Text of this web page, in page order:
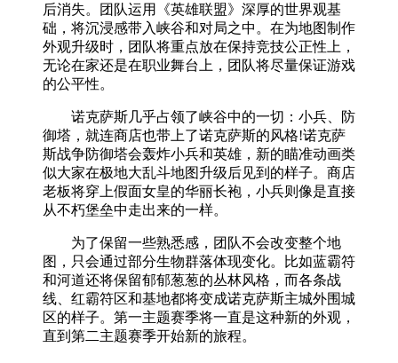
后消失。团队运用《英雄联盟》深厚的世界观基
础，将沉浸感带入峡谷和对局之中。在为地图制作
外观升级时，团队将重点放在保持竞技公正性上，
无论在家还是在职业舞台上，团队将尽量保证游戏
的公平性。
诺克萨斯几乎占领了峡谷中的一切：小兵、防
御塔，就连商店也带上了诺克萨斯的风格!诺克萨
斯战争防御塔会轰炸小兵和英雄，新的瞄准动画类
似大家在极地大乱斗地图升级后见到的样子。商店
老板将穿上假面女皇的华丽长袍，小兵则像是直接
从不朽堡垒中走出来的一样。
为了保留一些熟悉感，团队不会改变整个地
图，只会通过部分生物群落体现变化。比如蓝霸符
和河道还将保留郁郁葱葱的丛林风格，而各条战
线、红霸符区和基地都将变成诺克萨斯主城外围城
区的样子。第一主题赛季将一直是这种新的外观，
直到第二主题赛季开始新的旅程。